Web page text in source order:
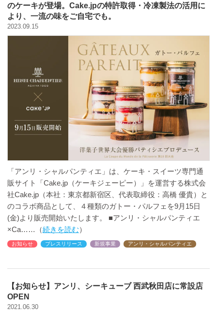
のケーキが登場。Cake.jpの特許取得・冷凍製法の活用に
より、一流の味をご自宅でも。
2023.09.15
「アンリ・シャルパンティエ」は、ケーキ・スイーツ専門通
販サイト「Cake.jp（ケーキジェーピー）」を運営する株式会
社Cake.jp（本社：東京都新宿区、代表取締役：高橋 優貴）と
のコラボ商品として、４種類のガトー・パルフェを9月15日
(金)より販売開始いたします。 ■アンリ・シャルパンティエ
×Ca
続きを読む
お知らせ プレスリリース 新規事業 アンリ・シャルパンティエ
【お知らせ】アンリ、シーキューブ 西武秋田店に常設店
OPEN
2021.06.30